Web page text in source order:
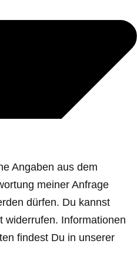
Angaben aus dem
meiner Anfrage
dürfen. Du kannst
widerrufen. Informationen
findest Du in unserer